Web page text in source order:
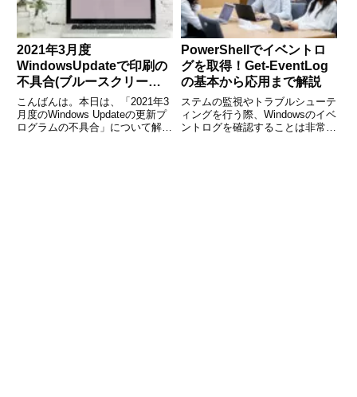
2021年3月度
WindowsUpdateで印刷の
不具合(ブルースクリー
ン、白抜き）
こんばんは。本日は、「2021年3
月度のWindows Updateの更新プ
ログラムの不具合」について解説
PowerShellでイベントロ
グを取得！Get-EventLog
の基本から応用まで解説
ステムの監視やトラブルシューテ
ィングを行う際、Windowsのイベ
ントログを確認することは非常に